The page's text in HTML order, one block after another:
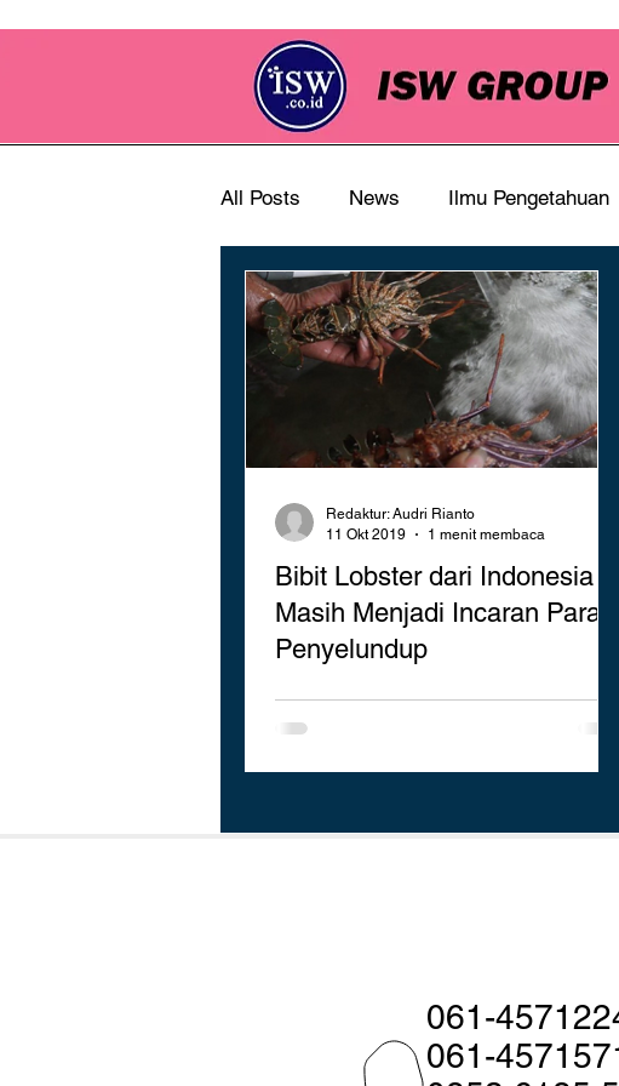
All Posts News Ilmu Pengetahuan
Bibit Lobster dari Indonesia
Masih Menjadi Incaran Para
Penyelundup
Redaktur: Audri Rianto
11 Okt 2019
1 menit membaca
061-
061-